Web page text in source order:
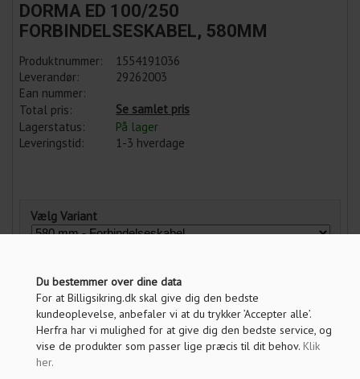
Du bestemmer over dine data
For at Billigsikring.dk skal give dig den bedste
kundeoplevelse, anbefaler vi at du trykker ’Accepter alle’.
Herfra har vi mulighed for at give dig den bedste service, og
vise de produkter som passer lige præcis til dit behov. Klik
her.
DORMA ED 100/250
FORBINDELSESKABEL, 580MM
Produktnummer:
1554191036
Leverandør:
29262003
Ean nummer:
Total pris:
Se samlet pris
Lagerstatus:
På lager
Leveringstid:
1-3 hverdage
Vælg Variant
PRIS VED 1 STK.
454,00DKK
Vis pris uden moms